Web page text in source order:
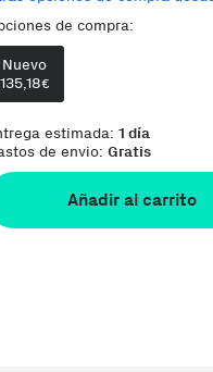
Te
de compra:
Nuevo
135,18€
estimada: 1 día
de envio: Gratis
Añadir al carrito